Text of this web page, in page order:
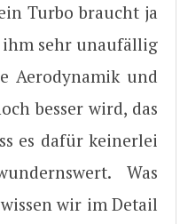
Turbo braucht ja
sehr unaufällig
Aerodynamik und
besser wird, das
es dafür keinerlei
Was
wir im Detail